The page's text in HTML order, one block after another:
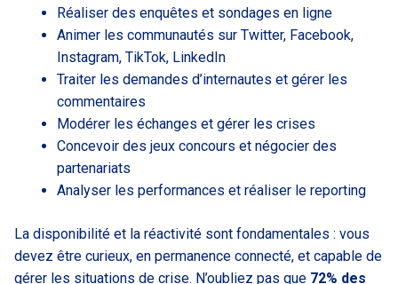
Réaliser des enquêtes et sondages en ligne
Animer les communautés sur Twitter, Facebook,
Instagram, TikTok, LinkedIn
Traiter les demandes d’internautes et gérer les
commentaires
Modérer les échanges et gérer les crises
Concevoir des jeux concours et négocier des
partenariats
Analyser les performances et réaliser le reporting
La disponibilité et la réactivité sont fondamentales : vous
devez être curieux, en permanence connecté, et capable de
gérer les situations de crise. N’oubliez pas que 72% des